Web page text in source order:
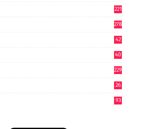
221
278
42
40
229
26
93